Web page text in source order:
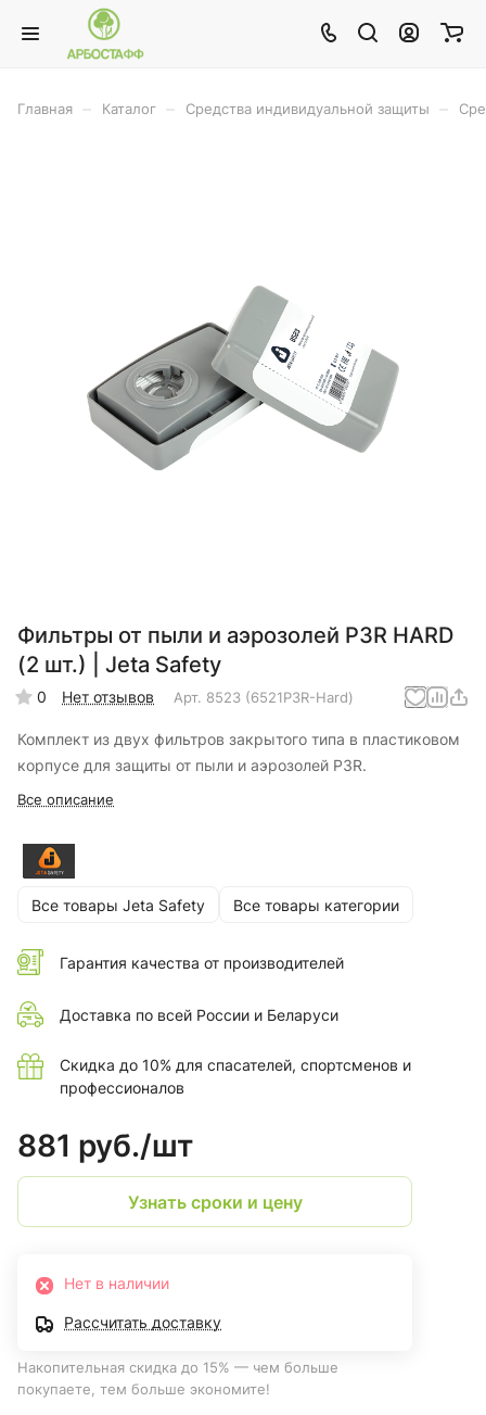
Главная Каталог Средства индивидуальной защиты
Фильтры от пыли и аэрозолей P3R HARD
(2 шт.) | Jeta Safety
0 Нет отзывов Арт. 8523 (6521P3R-Hard)
Комплект из двух фильтров закрытого типа в пластиковом
корпусе для защиты от пыли и аэрозолей P3R.
Все описание
Все товары Jeta Safety Все товары категории
Гарантия качества от производителей
Доставка по всей России и Беларуси
Скидка до 10% для спасателей, спортсменов и
профессионалов
881 руб./шт
Узнать сроки и цену
Нет в наличии
Рассчитать доставку
Накопительная скидка до 15% — чем больше
покупаете, тем больше экономите!